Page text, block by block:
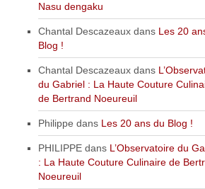
Nasu dengaku
Chantal Descazeaux dans Les 20
Blog !
Chantal Descazeaux dans
du Gabriel : La Haute Couture
de Bertrand Noeureuil
Philippe dans Les 20 ans du Blog !
PHILIPPE dans L’Observatoire du
: La Haute Couture Culinaire de
Noeureuil